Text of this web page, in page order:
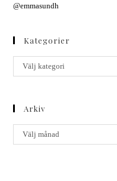
@emmasundh
Kategorier
Välj kategori
Arkiv
Välj månad